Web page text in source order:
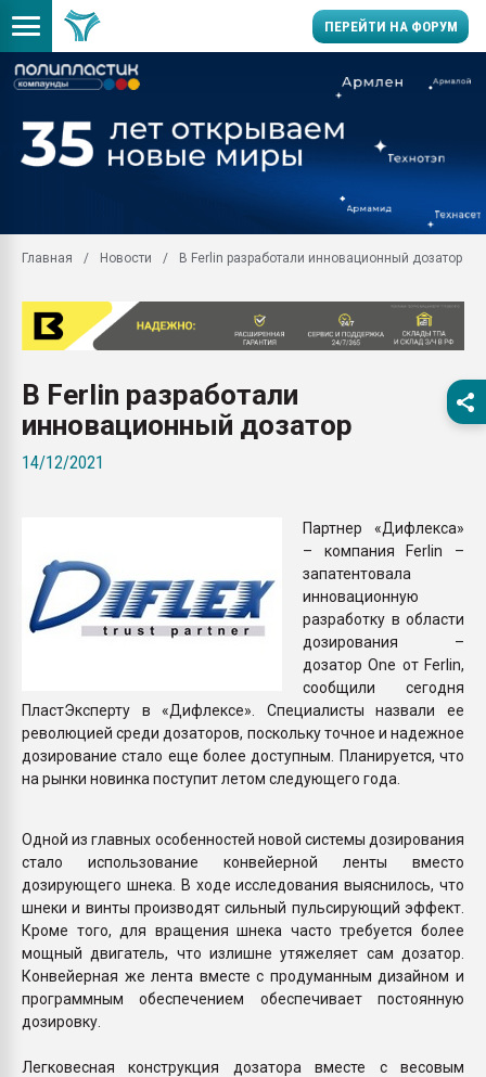
ПЕРЕЙТИ НА ФОРУМ
производство SPC
заводу пластмасс"
Помощь в подборе
Вакуум-формовочные
ближайшее
Подмосковье, Москва
первый план в
бутылок
ПЕРЕЙТИ НА
Главная Новости В Ferlin разработали инновационный дозатор
В Ferlin разработали
инновационный дозатор
14/12/2021
Партнер «Дифлекса»
– компания Ferlin –
запатентовала
инновационную
разработку в области
дозирования –
дозатор One от Ferlin,
сообщили сегодня
ПластЭксперту в «Дифлексе». Специалисты назвали ее
революцией среди дозаторов, поскольку точное и надежное
дозирование стало еще более доступным. Планируется, что
на рынки новинка поступит летом следующего года.
Одной из главных особенностей новой системы дозирования
стало использование конвейерной ленты вместо
дозирующего шнека. В ходе исследования выяснилось, что
шнеки и винты производят сильный пульсирующий эффект.
Кроме того, для вращения шнека часто требуется более
мощный двигатель, что излишне утяжеляет сам дозатор.
Конвейерная же лента вместе с продуманным дизайном и
программным обеспечением обеспечивает постоянную
дозировку.
Легковесная конструкция дозатора вместе с весовым